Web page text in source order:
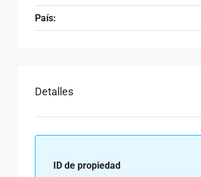
País:
Detalles
ID de propiedad